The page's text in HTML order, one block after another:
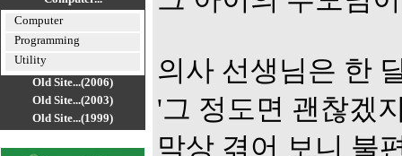
Computer
Programming
Utility
Old Site...(2006)
Old Site...(2003)
Old Site...(1999)
의사 선생님은 한
'그 정도면 괜찮겠
막상 겪어 보니 불